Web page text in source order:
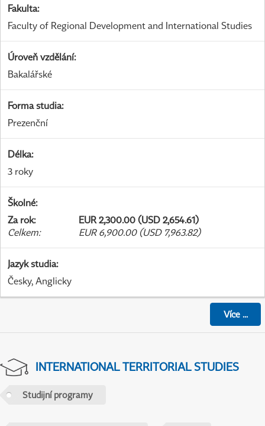
Fakulta:
Faculty of Regional Development and International Studies
Úroveň vzdělání:
Bakalářské
Forma studia:
Prezenční
Délka:
3 roky
Školné:
Za rok:
EUR 2,300.00 (USD 2,654.61)
Celkem: EUR 6,900.00 (USD 7,963.82)
Jazyk studia:
Česky, Anglicky
Více...
INTERNATIONAL TERRITORIAL STUDIES
Studijní programy